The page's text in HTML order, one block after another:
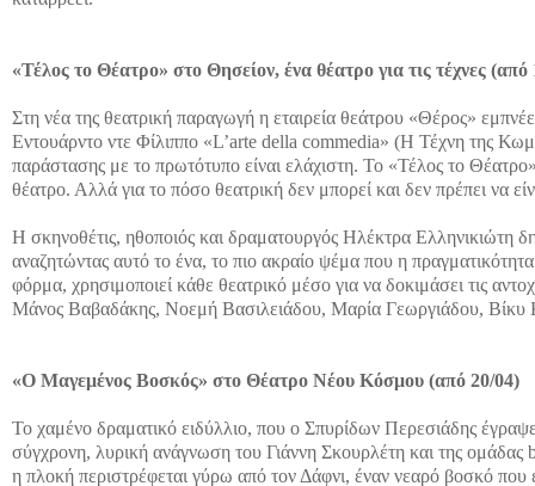
«Τέλος το Θέατρο» στο Θησείον, ένα θέατρο για τις τέχνες (από
Στη νέα της θεατρική παραγωγή η εταιρεία θεάτρου «Θέρος»
Εντουάρντο ντε Φίλιππο «L’arte della commedia» (Η Τέχνη της
παράστασης με το πρωτότυπο είναι ελάχιστη. Το «Τέλος το
θέατρο. Αλλά για το πόσο θεατρική δεν μπορεί και δεν πρέπει να
Η σκηνοθέτις, ηθοποιός και δραματουργός Ηλέκτρα Ελληνικιώτη
αναζητώντας αυτό το ένα, το πιο ακραίο ψέμα που η
φόρμα, χρησιμοποιεί κάθε θεατρικό μέσο για να δοκιμάσει τις
Μάνος Βαβαδάκης, Νοεμή Βασιλειάδου, Μαρία Γεωργιάδου,
«Ο Μαγεμένος Βοσκός» στο Θέατρο Νέου Κόσμου (από 20/04)
Το χαμένο δραματικό ειδύλλιο, που ο Σπυρίδων Περεσιάδης
σύγχρονη, λυρική ανάγνωση του Γιάννη Σκουρλέτη και της
η πλοκή περιστρέφεται γύρω από τον Δάφνι, έναν νεαρό βοσκό που